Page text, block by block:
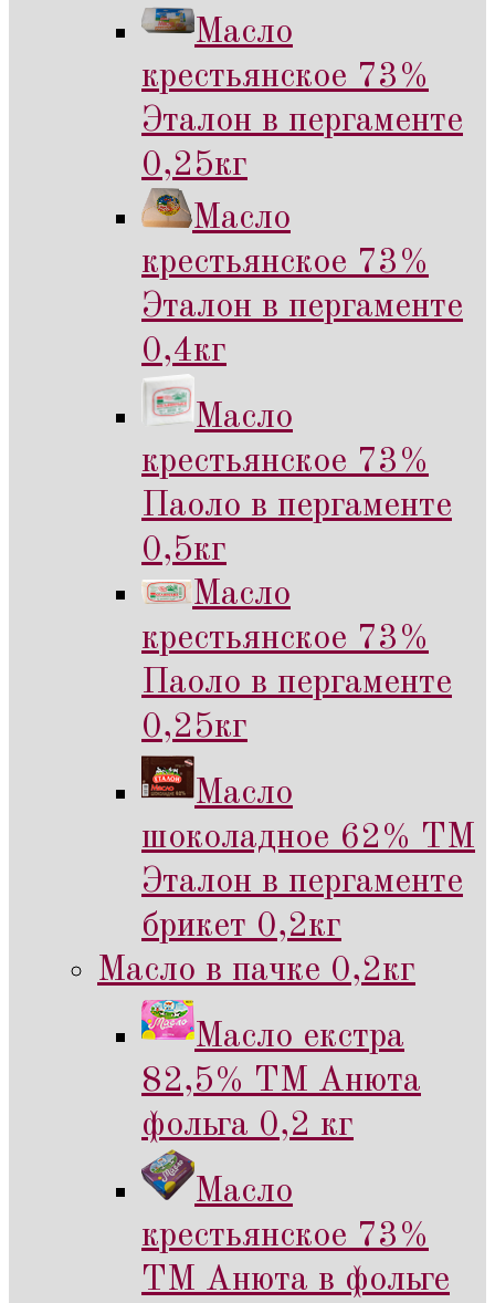
Масло
крестьянское 73%
Эталон в пергаменте
0,25кг
Масло
крестьянское 73%
Эталон в пергаменте
0,4кг
Масло
крестьянское 73%
Паоло в пергаменте
0,5кг
Масло
крестьянское 73%
Паоло в пергаменте
0,25кг
Масло
шоколадное 62% ТМ
Эталон в пергаменте
брикет 0,2кг
Масло в пачке 0,2кг
Масло екстра
82,5% ТМ Анюта
фольга 0,2 кг
Масло
крестьянское 73%
ТМ Анюта в фольге